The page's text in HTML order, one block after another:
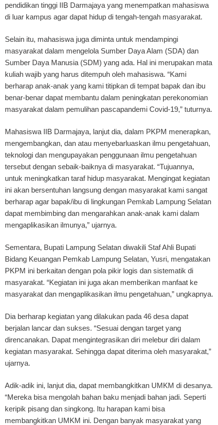
pendidikan tinggi IIB Darmajaya yang menempatkan mahasiswa
di luar kampus agar dapat hidup di tengah-tengah masyarakat.
Selain itu, mahasiswa juga diminta untuk mendampingi
masyarakat dalam mengelola Sumber Daya Alam (SDA) dan
Sumber Daya Manusia (SDM) yang ada. Hal ini merupakan mata
kuliah wajib yang harus ditempuh oleh mahasiswa. “Kami
berharap anak-anak yang kami titipkan di tempat bapak dan ibu
benar-benar dapat membantu dalam peningkatan perekonomian
masyarakat dalam pemulihan pascapandemi Covid-19,” tuturnya.
Mahasiswa IIB Darmajaya, lanjut dia, dalam PKPM menerapkan,
mengembangkan, dan atau menyebarluaskan ilmu pengetahuan,
teknologi dan mengupayakan penggunaan ilmu pengetahuan
tersebut dengan sebaik-baiknya di masyarakat. “Tujuannya,
untuk meningkatkan taraf hidup masyarakat. Mengingat kegiatan
ini akan bersentuhan langsung dengan masyarakat kami sangat
berharap agar bapak/ibu di lingkungan Pemkab Lampung Selatan
dapat membimbing dan mengarahkan anak-anak kami dalam
mengaplikasikan ilmunya,” ujarnya.
Sementara, Bupati Lampung Selatan diwakili Staf Ahli Bupati
Bidang Keuangan Pemkab Lampung Selatan, Yusri, mengatakan
PKPM ini berkaitan dengan pola pikir logis dan sistematik di
masyarakat. “Kegiatan ini juga akan memberikan manfaat ke
masyarakat dan mengaplikasikan ilmu pengetahuan,” ungkapnya.
Dia berharap kegiatan yang dilakukan pada 46 desa dapat
berjalan lancar dan sukses. “Sesuai dengan target yang
direncanakan. Dapat mengintegrasikan diri melebur diri dalam
kegiatan masyarakat. Sehingga dapat diterima oleh masyarakat,”
ujarnya.
Adik-adik ini, lanjut dia, dapat membangkitkan UMKM di desanya.
“Mereka bisa mengolah bahan baku menjadi bahan jadi. Seperti
keripik pisang dan singkong. Itu harapan kami bisa
membangkitkan UMKM ini. Dengan banyak masyarakat yang